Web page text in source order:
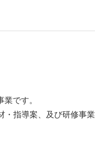
です。
・指導案、及び研修事